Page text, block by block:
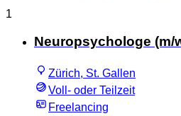
1
Neuropsychologe (m/
Zürich, St. Gallen
Voll- oder Teilzeit
Freelancing